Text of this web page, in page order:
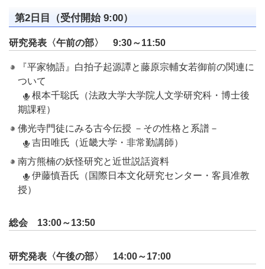
第2日目（受付開始 9:00）
研究発表〈午前の部〉 9:30～11:50
『平家物語』白拍子起源譚と藤原宗輔女若御前の関連に
ついて
根本千聡氏（法政大学大学院人文学研究科・博士後
期課程）
佛光寺門徒にみる古今伝授 －その性格と系譜－
吉田唯氏（近畿大学・非常勤講師）
南方熊楠の妖怪研究と近世説話資料
伊藤慎吾氏（国際日本文化研究センター・客員准教
授）
総会 13:00～13:50
研究発表〈午後の部〉 14:00～17:00